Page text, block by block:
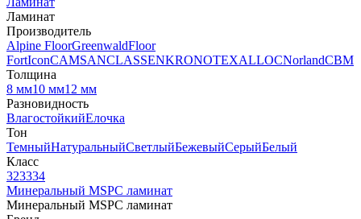
Ламинат
Производитель
Alpine FloorGreenwaldFloor
FortIconCAMSANCLASSENKRONOTEXALLOCNorlandCBM
Толщина
8 мм10 мм12 мм
Разновидность
ВлагостойкийЕлочка
Тон
ТемныйНатуральныйСветлыйБежевыйСерыйБелый
Класс
323334
Минеральный MSPC ламинат
Минеральный MSPC ламинат